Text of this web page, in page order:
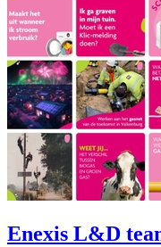
Enexis L&D